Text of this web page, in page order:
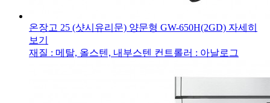
온장고 25 (샷시유리문) 양문형 GW-650H(2GD) 자세히
보기
재질 : 메탈, 올스텐, 내부스텐 컨트롤러 : 아날로그